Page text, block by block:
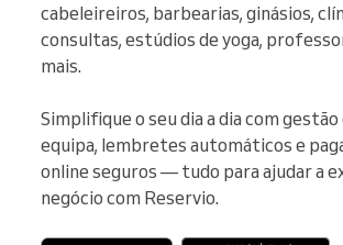
cabeleireiros, barbearias, ginásios,
consultas, estúdios de yoga,
mais.
Simplifique o seu dia a dia com
equipa, lembretes automáticos e
online seguros — tudo para ajudar a
negócio com Reservio.